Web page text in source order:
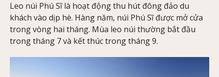
Leo núi Phú Sĩ là hoạt động thu hút đông đảo du
khách vào dịp hè. Hàng năm, núi Phú Sĩ được mở cửa
trong vòng hai tháng. Mùa leo núi thường bắt đầu
trong tháng 7 và kết thúc trong tháng 9.